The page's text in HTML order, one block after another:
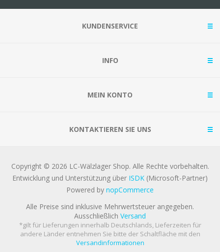
KUNDENSERVICE
INFO
MEIN KONTO
KONTAKTIEREN SIE UNS
Copyright © 2026 LC-Wälzlager Shop. Alle Rechte vorbehalten.
Entwicklung und Unterstützung über ISDK (Microsoft-Partner)
Powered by nopCommerce
Alle Preise sind inklusive Mehrwertsteuer angegeben.
Ausschließlich Versand
*gilt für Lieferungen innerhalb Deutschlands, Lieferzeiten für
andere Länder entnehmen Sie bitte der Schaltfläche mit den
Versandinformationen